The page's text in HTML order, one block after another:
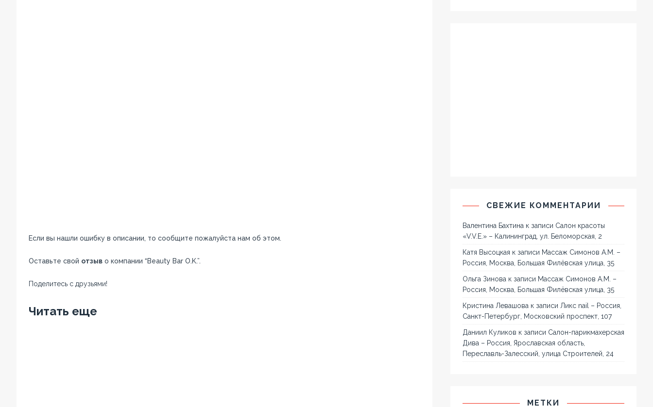
Если вы нашли ошибку в описании, то сообщите пожалуйста нам об этом.
Оставьте свой отзыво компании “Beauty Bar O.K.”.
Поделитесь с друзьями!
Читать еще
СВЕЖИЕ КОММЕНТАРИИ
Валентина Бахтина к записи Салон красоты
«V.V.E.» – Калининград, ул. Беломорская, 2
Катя Высоцкая к записи Массаж Симонов А.М. –
Россия, Москва, Большая Филёвская улица, 35
Ольга Зинова к записи Массаж Симонов А.М. –
Россия, Москва, Большая Филёвская улица, 35
Кристина Левашова к записиЛикс nail – Россия,
Санкт-Петербург, Московский проспект, 107
Даниил Куликов к записи Салон-парикмахерская
Дива – Россия, Ярославская область,
Переславль-Залесский, улица Строителей, 24
МЕТКИ